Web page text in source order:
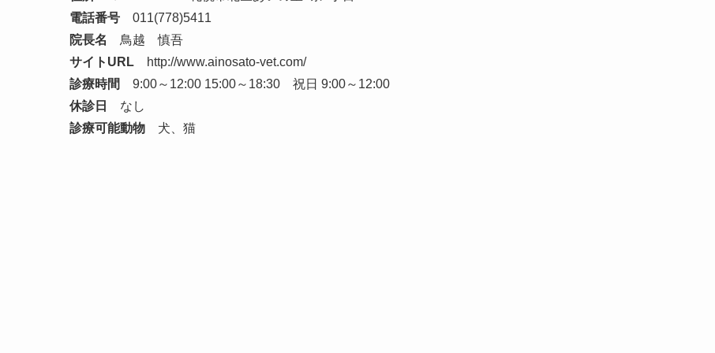
電話番号 011(778)5411
院長名
鳥越 慎吾
サイトURL
http://www.ainosato-vet.com/
診療時間
9:00～12:00 15:00～18:30 祝日 9:00～12:00
休診日
なし
診療可能動物 犬、猫